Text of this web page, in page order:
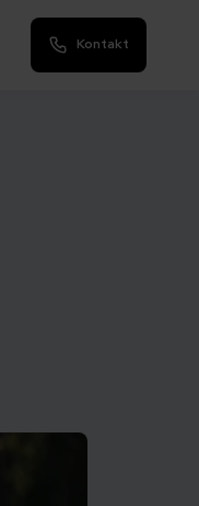
Kontakt